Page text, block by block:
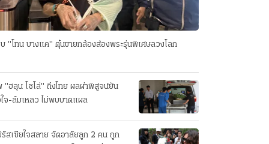
"โทน บางแค" ตุ๋นขายกล้องส่องพระรุ่นพิเศษลวงโลก
"ฮลุน โซโล่" ถึงไทย ผลผ่าพิสูจน์ยัน
จ-ล้มเหลว ไม่พบบาดแผล
สเซียใจสลาย จัดอาลัยลูก 2 คน ถูก